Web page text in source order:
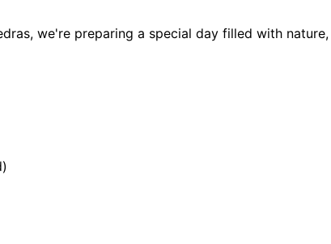
we're preparing a special day filled with